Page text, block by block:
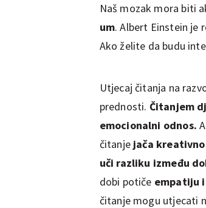
Naš mozak mora biti
um. Albert Einstein je
Ako želite da budu
Utjecaj čitanja na
prednosti. Čitanjem
emocionalni odnos.
čitanje jača
uči razliku između
dobi potiče empatiju
čitanje mogu utjecati